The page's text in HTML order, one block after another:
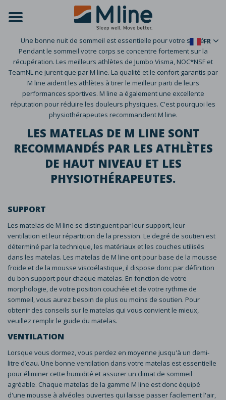
FR
Une bonne nuit de sommeil est essentielle pour votre santé.
Pendant le sommeil votre corps se concentre fortement sur la
récupération. Les meilleurs athlètes de Jumbo Visma, NOC*NSF et
TeamNL ne jurent que par M line. La qualité et le confort garantis par
M line aident les athlètes à tirer le meilleur parti de leurs
performances sportives. M line a également une excellente
réputation pour réduire les douleurs physiques. C'est pourquoi les
physiothérapeutes recommandent M line.
LES MATELAS DE M LINE SONT
RECOMMANDÉS PAR LES ATHLÈTES
DE HAUT NIVEAU ET LES
PHYSIOTHÉRAPEUTES.
SUPPORT
Les matelas de M line se distinguent par leur support, leur
ventilation et leur répartition de la pression. Le degré de soutien est
déterminé par la technique, les matériaux et les couches utilisés
dans les matelas. Les matelas de M line ont pour base de la mousse
froide et de la mousse viscoélastique, il dispose donc par définition
du bon support pour chaque matelas. En fonction de votre
morphologie, de votre position couchée et de votre rythme de
sommeil, vous aurez besoin de plus ou moins de soutien. Pour
obtenir des conseils sur le matelas qui vous convient le mieux,
veuillez remplir le guide du matelas.
VENTILATION
Lorsque vous dormez, vous perdez en moyenne jusqu'à un demi-
litre d’eau. Une bonne ventilation dans votre matelas est essentielle
pour éliminer cette humidité et assurer un climat de sommeil
agréable. Chaque matelas de la gamme M line est donc équipé
d'une mousse à alvéoles ouvertes qui laisse passer facilement l'air,